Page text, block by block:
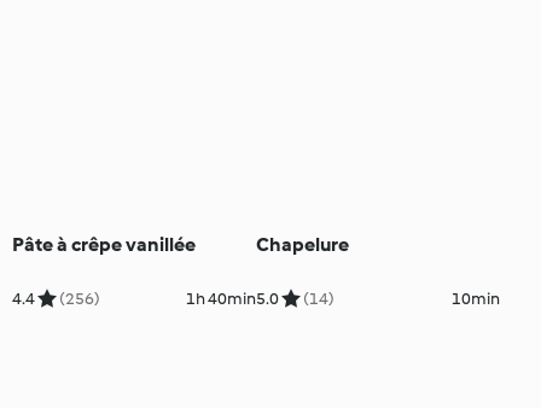
Pâte à crêpe vanillée
4.4 (256) 1h 40min
Chapelure
5.0 (14) 10min